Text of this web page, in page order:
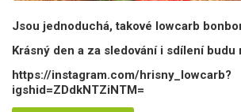
Jsou jednoduchá, takové lowcarb
Krásný den a za sledování i sdílení budu
https://instagram.com/hrisny_lowcarb?
igshid=ZDdkNTZiNTM=